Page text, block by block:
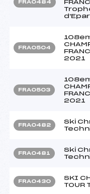
FRA0484
FRA0504
2021
FRA0503
2021
FRA0482
Ski
FRA0481
Ski
FRA0430
SKI
TOUR